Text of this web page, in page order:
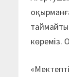
көреміз.